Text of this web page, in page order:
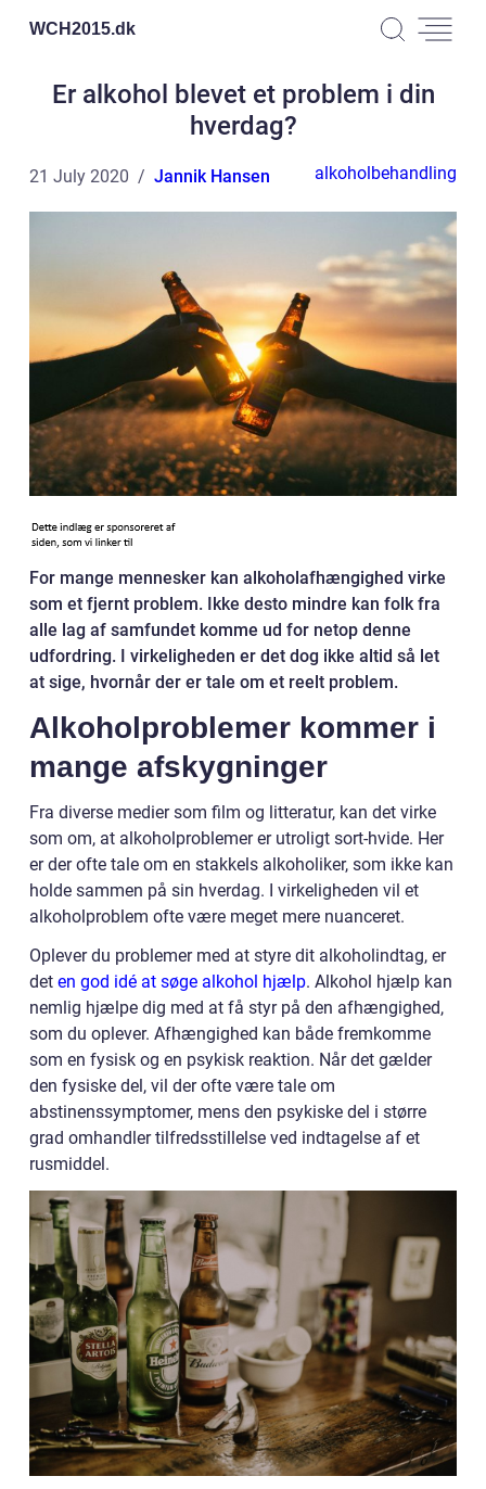
WCH2015.dk
Er alkohol blevet et problem i din
hverdag?
21 July 2020 Jannik Hansen alkoholbehandling
For mange mennesker kan alkoholafhængighed virke
som et fjernt problem. Ikke desto mindre kan folk fra
alle lag af samfundet komme ud for netop denne
udfordring. I virkeligheden er det dog ikke altid så let
at sige, hvornår der er tale om et reelt problem.
Alkoholproblemer kommer i
mange afskygninger
Fra diverse medier som film og litteratur, kan det virke
som om, at alkoholproblemer er utroligt sort-hvide. Her
er der ofte tale om en stakkels alkoholiker, som ikke kan
holde sammen på sin hverdag. I virkeligheden vil et
alkoholproblem ofte være meget mere nuanceret.
Oplever du problemer med at styre dit alkoholindtag, er
det en god idé at søge alkohol hjælp. Alkohol hjælp kan
nemlig hjælpe dig med at få styr på den afhængighed,
som du oplever. Afhængighed kan både fremkomme
som en fysisk og en psykisk reaktion. Når det gælder
den fysiske del, vil der ofte være tale om
abstinenssymptomer, mens den psykiske del i større
grad omhandler tilfredsstillelse ved indtagelse af et
rusmiddel.